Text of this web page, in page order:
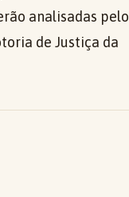
analisadas pelo
de Justiça da